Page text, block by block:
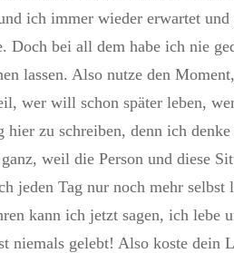
ich immer wieder erwartet
Doch bei all dem habe ich nie
lassen. Also nutze den
wer will schon später leben,
hier zu schreiben, denn ich
weil die Person und diese
jeden Tag nur noch mehr
kann ich jetzt sagen, ich lebe
niemals gelebt! Also koste dein